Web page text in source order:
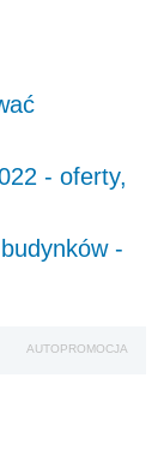
- oferty,
-
AUTOPROMOCJA